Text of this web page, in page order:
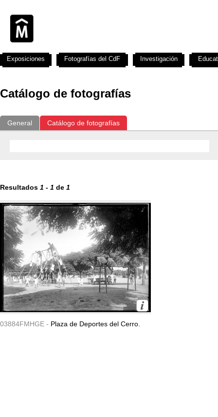
Catálogo de fotografías
General Catálogo de fotografías
Resultados 1 - 1 de 1
03884FMHGE - Plaza de Deportes del Cerro.
Exposiciones Fotografías del CdF Investigación